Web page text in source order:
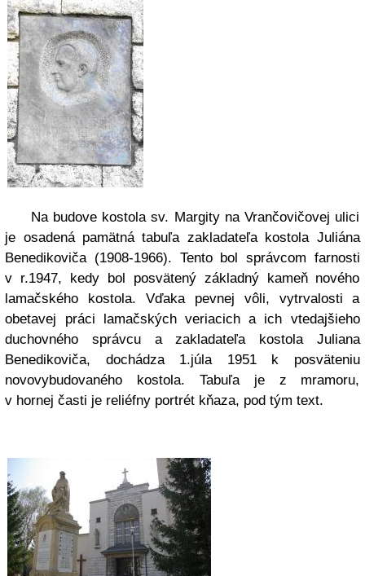
Na budove kostola sv. Margity na Vrančovičovej ulici
je osadená pamätná tabuľa zakladateľa kostola Juliána
Benedikoviča (1908-1966). Tento bol správcom farnosti
v r.1947, kedy bol posvätený základný kameň nového
lamačského kostola. Vďaka pevnej vôli, vytrvalosti a
obetavej práci lamačských veriacich a ich vtedajšieho
duchovného správcu a zakladateľa kostola Juliana
Benedikoviča, dochádza 1.júla 1951 k posväteniu
novovybudovaného kostola. Tabuľa je z mramoru,
v hornej časti je reliéfny portrét kňaza, pod tým text.